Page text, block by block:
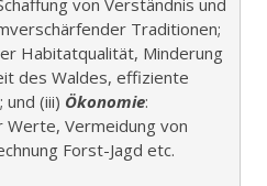
Traditionen;
Habitatqualität, Minderung
des Waldes, effiziente
und (iii) Ökonomie:
Vermeidung von
Forst-Jagd etc.